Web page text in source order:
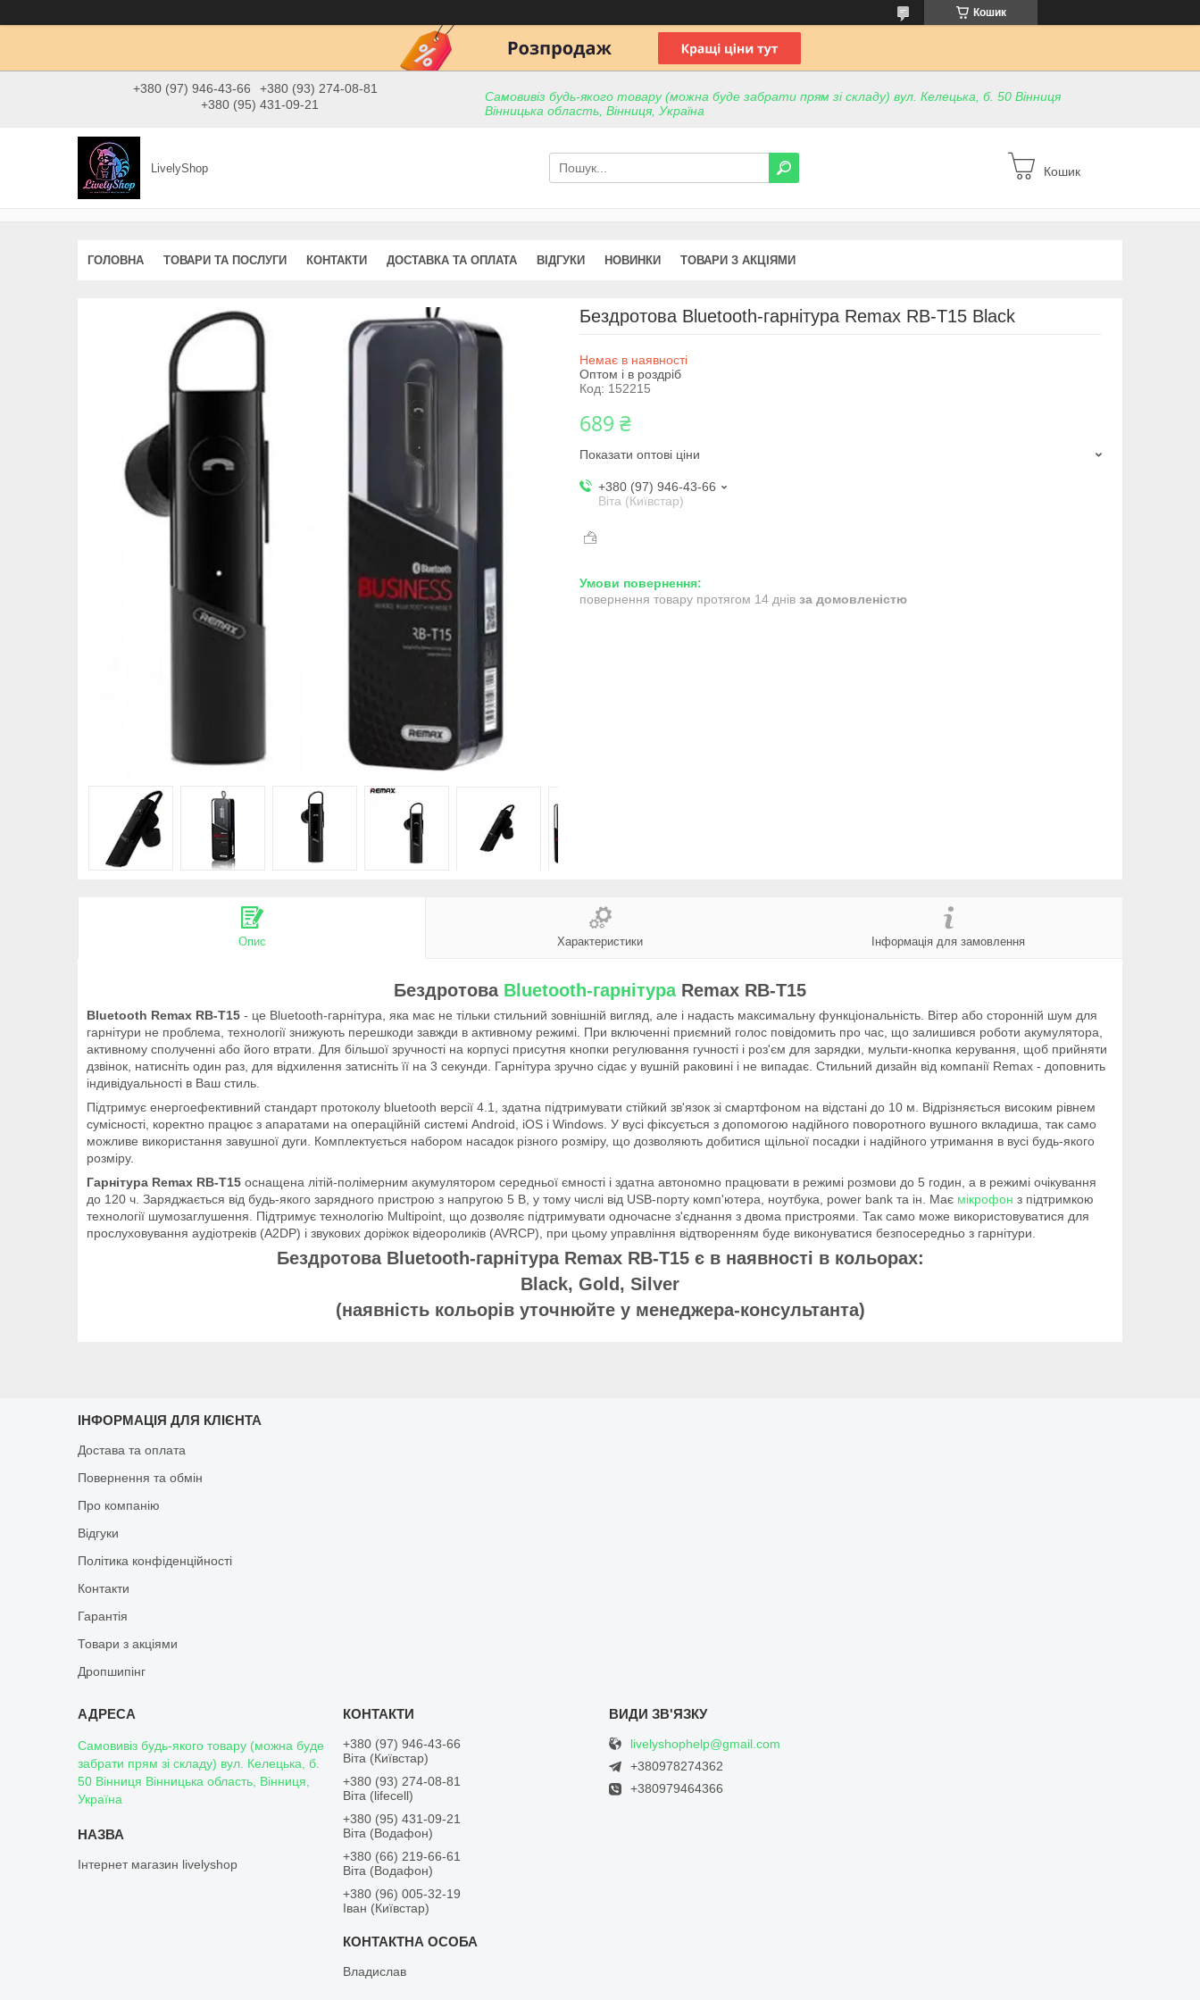
Кошик
+380 (97) 946-43-66
+380 (93) 274-08-81
+380 (95) 431-09-21
Самовивіз будь-якого товару (можна буде забрати прям зі складу) вул. Келецька, б. 50 Вінниця
Вінницька область, Вінниця, Україна
LivelyShop Кошик
ГОЛОВНА ТОВАРИ ТА ПОСЛУГИ КОНТАКТИ ДОСТАВКА ТА ОПЛАТА ВІДГУКИ НОВИНКИ ТОВАРИ З АКЦІЯМИ
Бездротова Bluetooth-гарнітура Remax RB-T15 Black
Немає в наявності
Оптом і в роздріб
Код: 152215
689 ₴
Показати оптові ціни
+380 (97) 946-43-66
Віта (Київстар)
повернення товару протягом 14 днів за домовленістю
Опис Характеристики Інформація для замовлення
Бездротова Bluetooth-гарнітураRemax RB-T15
Bluetooth Remax RB-T15 - це Bluetooth-гарнітура, яка має не тільки стильний зовнішній вигляд, але і надасть максимальну функціональність. Вітер або сторонній шум для
гарнітури не проблема, технології знижують перешкоди завжди в активному режимі. При включенні приємний голос повідомить про час, що залишився роботи акумулятора,
активному сполученні або його втрати. Для більшої зручності на корпусі присутня кнопки регулювання гучності і роз'єм для зарядки, мульти-кнопка керування, щоб прийняти
дзвінок, натисніть один раз, для відхилення затисніть її на 3 секунди. Гарнітура зручно сідає у вушній раковині і не випадає. Стильний дизайн від компанії Remax - доповнить
індивідуальності в Ваш стиль.
Підтримує енергоефективний стандарт протоколу bluetooth версії 4.1, здатна підтримувати стійкий зв'язок зі смартфоном на відстані до 10 м. Відрізняється високим рівнем
сумісності, коректно працює з апаратами на операційній системі Android, iOS і Windows. У вусі фіксується з допомогою надійного поворотного вушного вкладиша, так само
можливе використання завушної дуги. Комплектується набором насадок різного розміру, що дозволяють добитися щільної посадки і надійного утримання в вусі будь-якого
розміру.
Гарнітура Remax RB-T15 оснащена літій-полімерним акумулятором середньої ємності і здатна автономно працювати в режимі розмови до 5 годин, а в режимі очікування
до 120 ч. Заряджається від будь-якого зарядного пристрою з напругою 5 В, у тому числі від USB-порту комп'ютера, ноутбука, power bank та ін. Має мікрофон з підтримкою
технології шумозаглушення. Підтримує технологію Multipoint, що дозволяє підтримувати одночасне з'єднання з двома пристроями. Так само може використовуватися для
прослуховування аудіотреків (A2DP) і звукових доріжок відеороликів (AVRCP), при цьому управління відтворенням буде виконуватися безпосередньо з гарнітури.
Бездротова Bluetooth-гарнітура Remax RB-T15 є в наявності в кольорах:
Black, Gold, Silver
(наявність кольорів уточнюйте у менеджера-консультанта)
ІНФОРМАЦІЯ ДЛЯ КЛІЄНТА
Достава та оплата
Повернення та обмін
Про компанію
Відгуки
Політика конфіденційності
Контакти
Гарантія
Товари з акціями
Дропшипінг
Самовивіз будь-якого товару (можна буде
забрати прям зі складу) вул. Келецька, б.
50 Вінниця Вінницька область, Вінниця,
Україна
Інтернет магазин livelyshop
+380 (97) 946-43-66
Віта (Київстар)
+380 (93) 274-08-81
Віта (lifecell)
+380 (95) 431-09-21
Віта (Водафон)
+380 (66) 219-66-61
Віта (Водафон)
+380 (96) 005-32-19
Іван (Київстар)
Владислав
livelyshophelp@gmail.com
+380978274362
+380979464366